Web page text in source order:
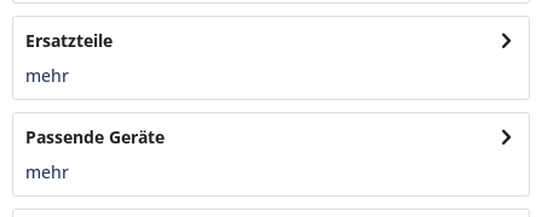
Ersatzteile
mehr
Passende Geräte
mehr